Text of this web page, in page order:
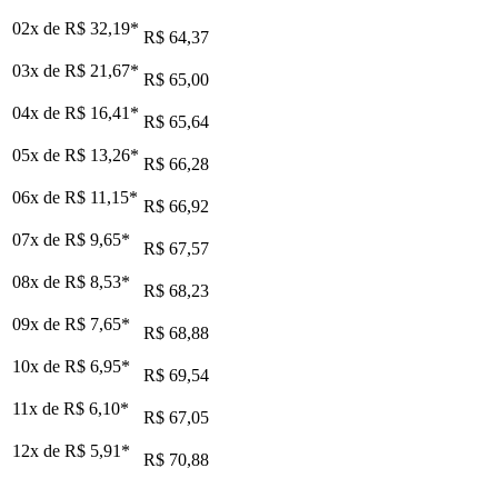
02x de R$ 32,19* R$ 64,37
03x de R$ 21,67* R$ 65,00
04x de R$ 16,41 * R$ 65,64
05x de R$ 13,26* R$ 66,28
06x de R$ 11,15* R$ 66,92
07x de R$ 9,65*
R$ 67,57
08x de R$ 8,53*
R$ 68,23
09x de R$ 7,65*
R$ 68,88
10x de R$ 6,95*
R$ 69,54
11x de R$ 6,10*
R$ 67,05
12x de R$ 5,91 * R$ 70,88